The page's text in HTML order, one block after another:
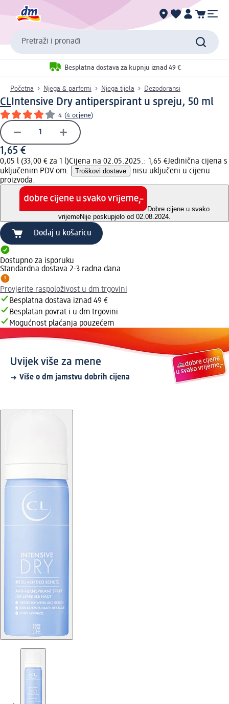
Pretraži i pronađi
Besplatna dostava za kupnju iznad 49 €
Početna Njega & parfemi Njega tijela Dezodoransi
CL Intensive Dry antiperspirant u spreju, 50 ml
4 (4 ocjene)
1,65 €
0,05 l (33,00 € za 1 l)Cijena na 02.05.2025.: 1,65 €Jedinična cijena s
uključenim PDV-om.
Troškovi dostave
nisu uključeni u cijenu
proizvoda.
Dobre cijene u svako
vrijemeNije poskupjelo od 02.08.2024.
Dodaj u košaricu
Dostupno za isporuku
Standardna dostava 2-3 radna dana
Provjerite raspoloživost u dm trgovini
Besplatna dostava iznad 49 €
Besplatan povrat i u dm trgovini
Mogućnost plaćanja pouzećem
Uvijek više za mene
Više o dm jamstvu dobrih cijena